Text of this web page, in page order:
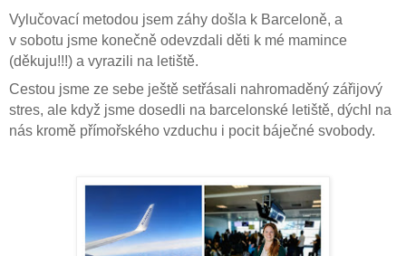
Vylučovací metodou jsem záhy došla k Barceloně, a
v sobotu jsme konečně odevzdali děti k mé mamince
(děkuju!!!) a vyrazili na letiště.
Cestou jsme ze sebe ještě setřásali nahromaděný zářijový
stres, ale když jsme dosedli na barcelonské letiště, dýchl na
nás kromě přímořského vzduchu i pocit báječné svobody.